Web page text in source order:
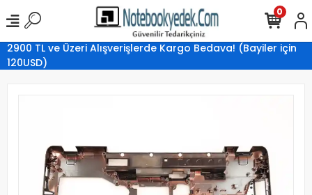
2900 TL ve Üzeri Alışverişlerde Kargo Bedava! (Bayiler için
120USD)
0